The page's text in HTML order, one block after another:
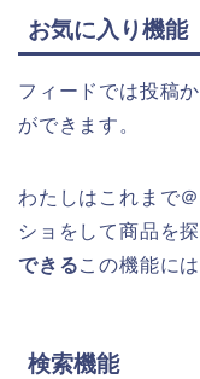
お気に入り機能
フィードでは投稿
ができます。
わたしはこれまで
ショをして商品を
できるこの機能に
検索機能